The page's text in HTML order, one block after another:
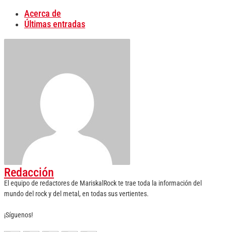
Acerca de
Últimas entradas
Redacción
El equipo de redactores de MariskalRock te trae toda la información del
mundo del rock y del metal, en todas sus vertientes.
¡Síguenos!